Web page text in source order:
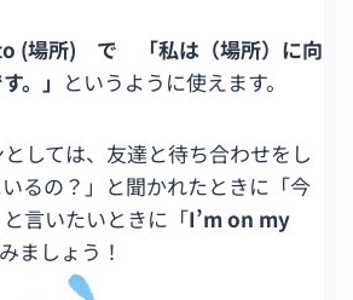
(場所) で 「私は（場所）に向
。」 というように使えます。
しては、友達と待ち合わせをし
るの？」と聞かれたときに「今
言いたいときに「I’m on my
ましょう！